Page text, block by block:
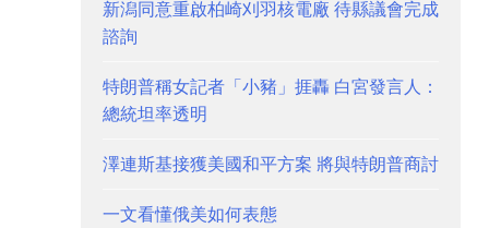
新潟同意重啟柏崎刈羽核電廠 待縣議會完成
諮詢
特朗普稱女記者「小豬」捱轟 白宮發言人：
總統坦率透明
澤連斯基接獲美國和平方案 將與特朗普商討
一文看懂俄美如何表態